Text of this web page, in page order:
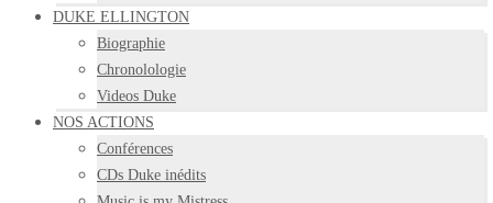
DUKE ELLINGTON
Biographie
Chronolologie
Videos Duke
NOS ACTIONS
Conférences
CDs Duke inédits